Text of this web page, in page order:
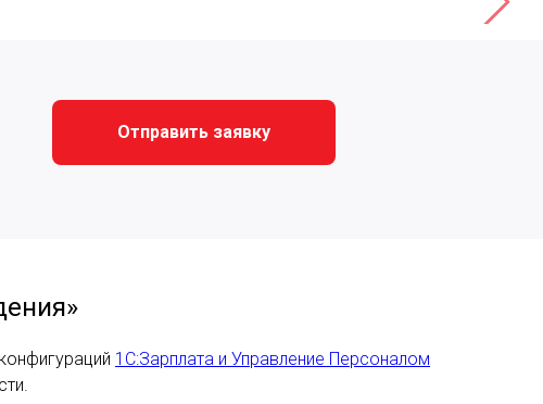
Отправить заявку
1С:Зарплата и Управление Персоналом